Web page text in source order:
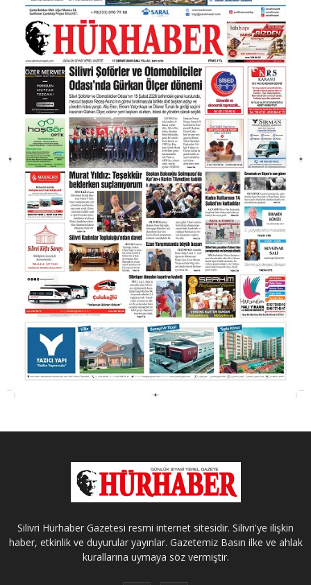
Silivri Hürhaber Gazetesi resmi internet sitesidir. Silivri'ye ilişkin
haber, etkinlik ve duyurular yayınlar. Gazetemiz Basın ilke ve ahlak
kurallarına uymaya söz vermiştir.